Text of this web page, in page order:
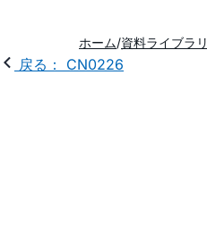
ホーム 資料ライブラリ
戻る： CN0226